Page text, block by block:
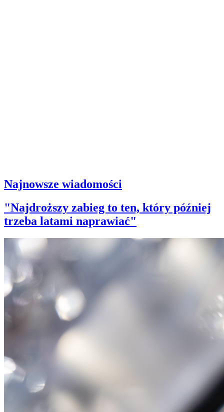
Najnowsze wiadomości
"Najdroższy zabieg to ten, który później
trzeba latami naprawiać"